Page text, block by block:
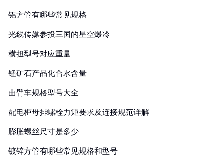
铝方管有哪些常见规格
光线传媒参投三国的星空爆冷
横担型号对应重量
锰矿石产品化合水含量
曲臂车规格型号大全
配电柜母排螺栓力矩要求及连接规范详解
膨胀螺丝尺寸是多少
镀锌方管有哪些常见规格和型号